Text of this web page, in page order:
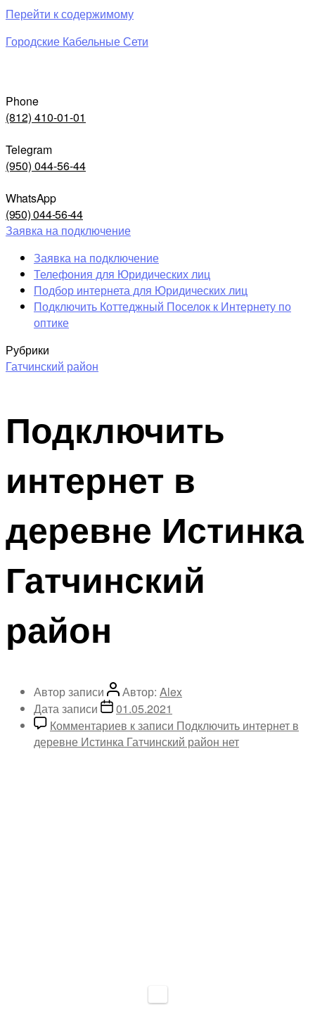
Перейти к содержимому
Городские Кабельные Сети
Phone
(812) 410-01-01
Telegram
(950) 044-56-44
WhatsApp
(950) 044-56-44
Заявка на подключение
Заявка на подключение
Телефония для Юридических лиц
Подбор интернета для Юридических лиц
Подключить Коттеджный Поселок к Интернету по
оптике
Рубрики
Гатчинский район
Подключить
интернет в
деревне Истинка
Гатчинский
район
Автор записи Автор: Alex
Дата записи
01.05.2021
Комментариев к записи Подключить интернет в
деревне Истинка Гатчинский район нет